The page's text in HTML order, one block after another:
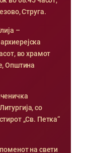
Струга.
–
во храмот
Општина
со
„Св. Петка“
на свети